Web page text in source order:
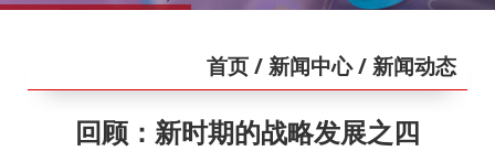
首页/ 新闻中心/ 新闻动态
回顾：新时期的战略发展之四